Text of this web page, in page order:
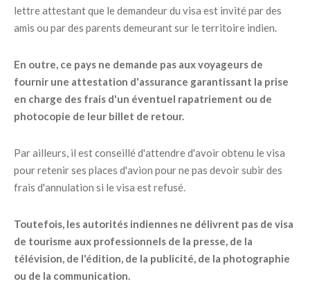
lettre attestant que le demandeur du visa est invité par des
amis ou par des parents demeurant sur le territoire indien.
En outre, ce pays ne demande pas aux voyageurs de
fournir une attestation d'assurance garantissant la prise
en charge des frais d'un éventuel rapatriement ou de
photocopie de leur billet de retour.
Par ailleurs, il est conseillé d'attendre d'avoir obtenu le visa
pour retenir ses places d'avion pour ne pas devoir subir des
frais d'annulation si le visa est refusé.
Toutefois, les autorités indiennes ne délivrent pas de visa
de tourisme aux professionnels de la presse, de la
télévision, de l'édition, de la publicité, de la photographie
ou de la communication.